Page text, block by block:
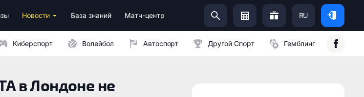
Новости База знаний Матч-центр RU
Киберспорт Волейбол Автоспорт Другой Спорт Гемблинг
в Лондоне не